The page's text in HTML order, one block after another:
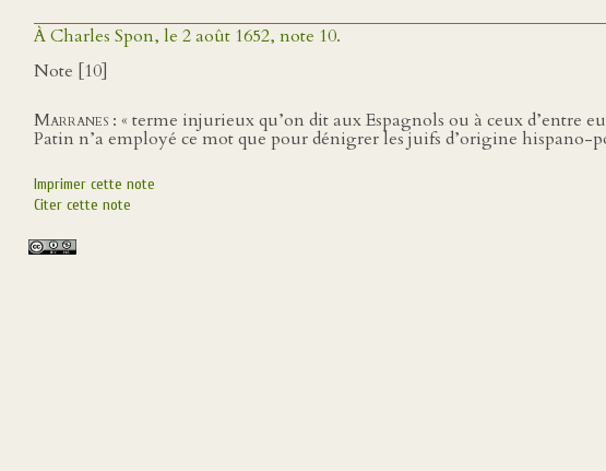
À Charles Spon, le 2 août 1652, note 10.
Note [10]
Marranes : « terme injurieux qu’on dit aux Espagnols ou à ceux d’entre
Patin n’a employé ce mot que pour dénigrer les juifs d’origine hispano-
Imprimer cette note
Citer cette note